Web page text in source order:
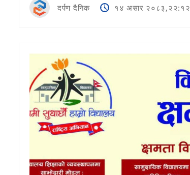
दर्पण दैनिक १४ असार २०८३,२२:१२